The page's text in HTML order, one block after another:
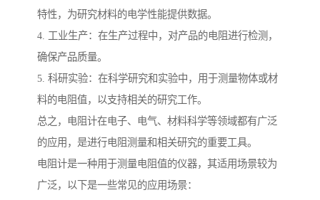
特性，为研究材料的电学性能提供数据。
4. 工业生产：在生产过程中，对产品的电阻进行检测，
确保产品质量。
5. 科研实验：在科学研究和实验中，用于测量物体或材
料的电阻值，以支持相关的研究工作。
总之，电阻计在电子、电气、材料科学等领域都有广泛
的应用，是进行电阻测量和相关研究的重要工具。
电阻计是一种用于测量电阻值的仪器，其适用场景较为
广泛，以下是一些常见的应用场景：